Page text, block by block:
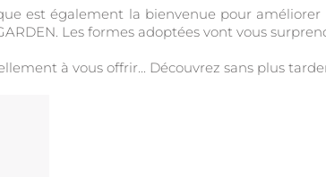
est également la bienvenue pour améliorer
Les formes adoptées vont vous
à vous offrir... Découvrez sans plus